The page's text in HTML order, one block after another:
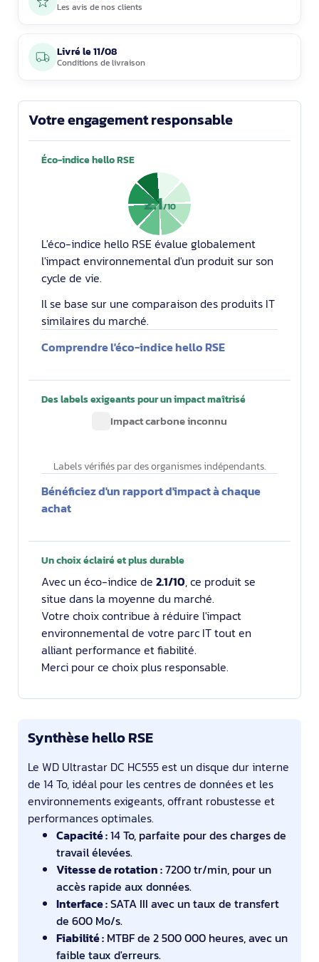
Les avis de nos clients
Livré le11/08
Conditions de livraison
Votre engagement responsable
Éco-indice hello RSE
2.1/10
L'éco-indice hello RSE évalue globalement
l'impact environnemental d'un produit sur son
cycle de vie.
Il se base sur une comparaison des produits IT
similaires du marché.
Comprendre l'éco-indice hello RSE
Des labels exigeants pour un impact maîtrisé
Impact carbone inconnu
Labels vérifiés par des organismes indépendants.
Bénéficiez d'un rapport d'impact à chaque
achat
Un choix éclairé et plus durable
Avec un éco-indice de 2.1/10, ce produit se
situe dans la moyenne du marché.
Votre choix contribue à réduire l'impact
environnemental de votre parc IT tout en
alliant performance et fiabilité.
Merci pour ce choix plus responsable.
Synthèse hello RSE
Le WD Ultrastar DC HC555 est un disque dur interne
de 14 To, idéal pour les centres de données et les
environnements exigeants, offrant robustesse et
performances optimales.
Capacité :14 To, parfaite pour des charges de
travail élevées.
Vitesse de rotation :7200 tr/min, pour un
accès rapide aux données.
Interface :SATA III avec un taux de transfert
de 600 Mo/s.
Fiabilité : MTBF de 2 500 000 heures, avec un
faible taux d'erreurs.